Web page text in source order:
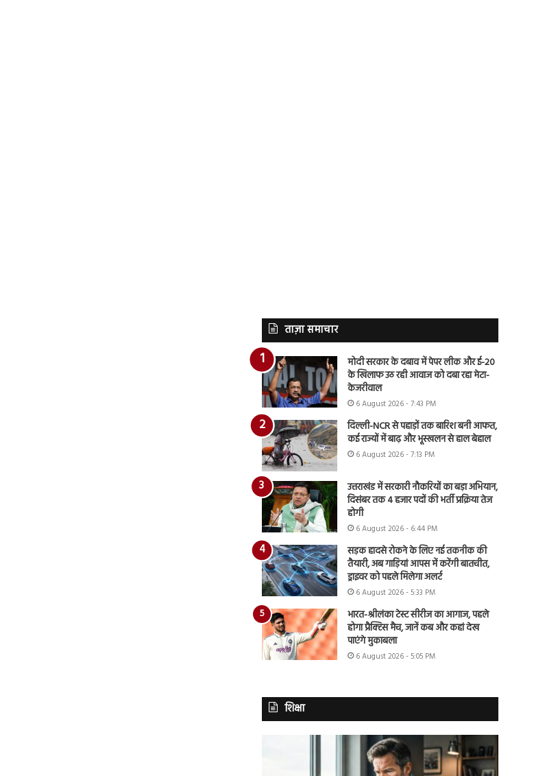
ताज़ा समाचार
मोदी सरकार के दबाव में पेपर लीक और ई-20
के खिलाफ उठ रही आवाज को दबा रहा मेटा-
केजरीवाल
6 August 2026 - 7:43 PM
दिल्ली-NCR से पहाड़ों तक बारिश बनी आफत,
कई राज्यों में बाढ़ और भूस्खलन से हाल बेहाल
6 August 2026 - 7:13 PM
उत्तराखंड में सरकारी नौकरियों का बड़ा अभियान,
दिसंबर तक 4 हजार पदों की भर्ती प्रक्रिया तेज
होगी
6 August 2026 - 6:44 PM
सड़क हादसे रोकने के लिए नई तकनीक की
तैयारी, अब गाड़ियां आपस में करेंगी बातचीत,
ड्राइवर को पहले मिलेगा अलर्ट
6 August 2026 - 5:33 PM
भारत-श्रीलंका टेस्ट सीरीज का आगाज, पहले
होगा प्रैक्टिस मैच, जानें कब और कहां देख
पाएंगे मुकाबला
6 August 2026 - 5:05 PM
शिक्षा